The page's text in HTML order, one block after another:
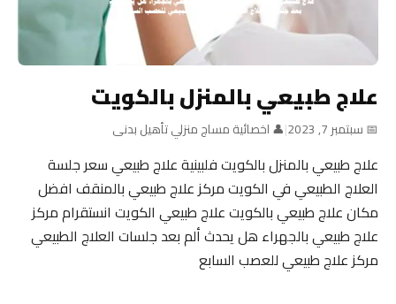
علاج طبيعي بالمنزل بالكويت
📅 سبتمبر 7, 2023 |👤 اخصائية مساج منزلي تأهيل بدنى
علاج طبيعي بالمنزل بالكويت فلبينية علاج طبيعي سعر جلسة
العلاج الطبيعي في الكويت مركز علاج طبيعي بالمنقف افضل
مكان علاج طبيعي بالكويت علاج طبيعي الكويت انستقرام مركز
علاج طبيعي بالجهراء هل يحدث ألم بعد جلسات العلاج الطبيعي
مركز علاج طبيعي للعصب السابع